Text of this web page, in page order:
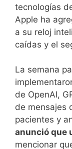
tecnologías
Apple ha
a su reloj
caídas y el
La semana
de OpenAI,
de mensajes
pacientes y
anunció que
mencionar